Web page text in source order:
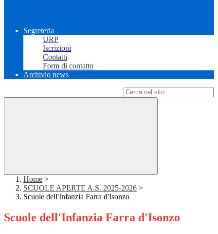
Segreteria
URP
Iscrizioni
Contatti
Form di contatto
Archivio news
Home >
SCUOLE APERTE A.S. 2025-2026 >
Scuole dell'Infanzia Farra d'Isonzo
Scuole dell'Infanzia Farra d'Isonzo